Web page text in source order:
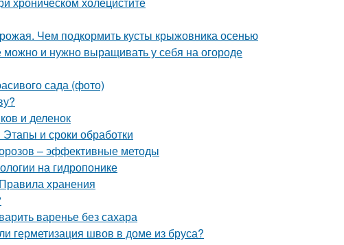
Чем подкормить кусты крыжовника осенью
и нужно выращивать у себя на огороде
сада (фото)
и деленок
и сроки обработки
– эффективные методы
на гидропонике
хранения
варенье без сахара
герметизация швов в доме из бруса?